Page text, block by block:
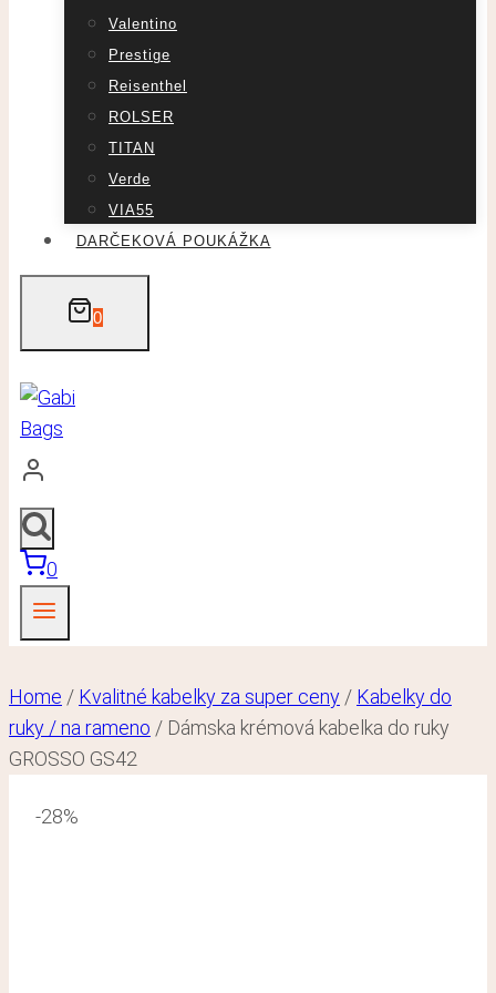
Valentino
Prestige
Reisenthel
ROLSER
TITAN
Verde
VIA55
DARČEKOVÁ POUKÁŽKA
0
0
Home / Kvalitné kabelky za super ceny / Kabelky do
ruky / na rameno / Dámska krémová kabelka do ruky
GROSSO GS42
-28%